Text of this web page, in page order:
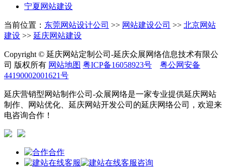
宁夏网站建设
当前位置： 东莞网站设计公司 >> 网站建设公司 >> 北京网站
建设 >> 延庆网站建设
Copyright © 延庆网站定制公司-延庆众展网络信息技术有限公
司 版权所有 网站地图 粤ICP备16058923号
粤公网安备
44190002001621号
延庆营销型网站制作公司-众展网络是一家专业提供延庆网站
制作、网站优化、延庆网站开发公司的延庆网络公司，欢迎来
电咨询合作！
合作
咨询